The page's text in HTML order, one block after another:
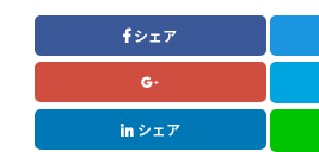
シェア
シェア